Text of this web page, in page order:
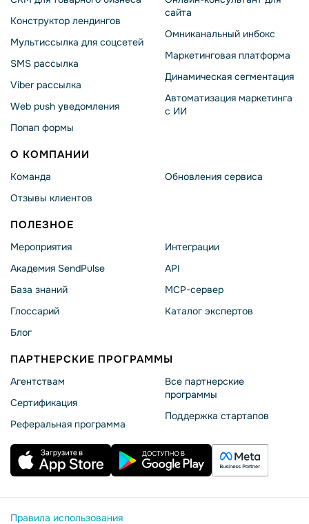
Конструктор лендингов
Мультиссылка для соцсетей
SMS рассылка
Viber рассылка
Web push уведомления
Попап формы
сайта
Омниканальный инбокс
Маркетинговая платформа
Динамическая сегментация
Автоматизация маркетинга
с ИИ
О КОМПАНИИ
Команда
Отзывы клиентов
Обновления сервиса
ПОЛЕЗНОЕ
Мероприятия
Академия SendPulse
База знаний
Глоссарий
Блог
Интеграции
API
MCP-сервер
Каталог экспертов
ПАРТНЕРСКИЕ ПРОГРАММЫ
Агентствам
Сертификация
Реферальная программа
Все партнерские
программы
Поддержка стартапов
Правила использования